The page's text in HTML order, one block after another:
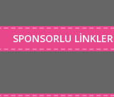
SPONSORLU LINKLER